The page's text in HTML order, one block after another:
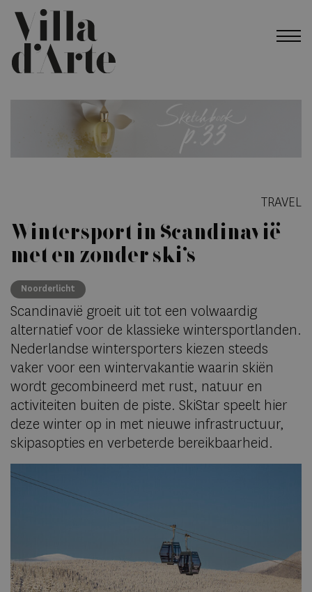
TRAVEL
Wintersport in Scandinavië
met en zonder ski’s
Noorderlicht
Scandinavië groeit uit tot een volwaardig
alternatief voor de klassieke wintersportlanden.
Nederlandse wintersporters kiezen steeds
vaker voor een wintervakantie waarin skiën
wordt gecombineerd met rust, natuur en
activiteiten buiten de piste. SkiStar speelt hier
deze winter op in met nieuwe infrastructuur,
skipasopties en verbeterde bereikbaarheid.